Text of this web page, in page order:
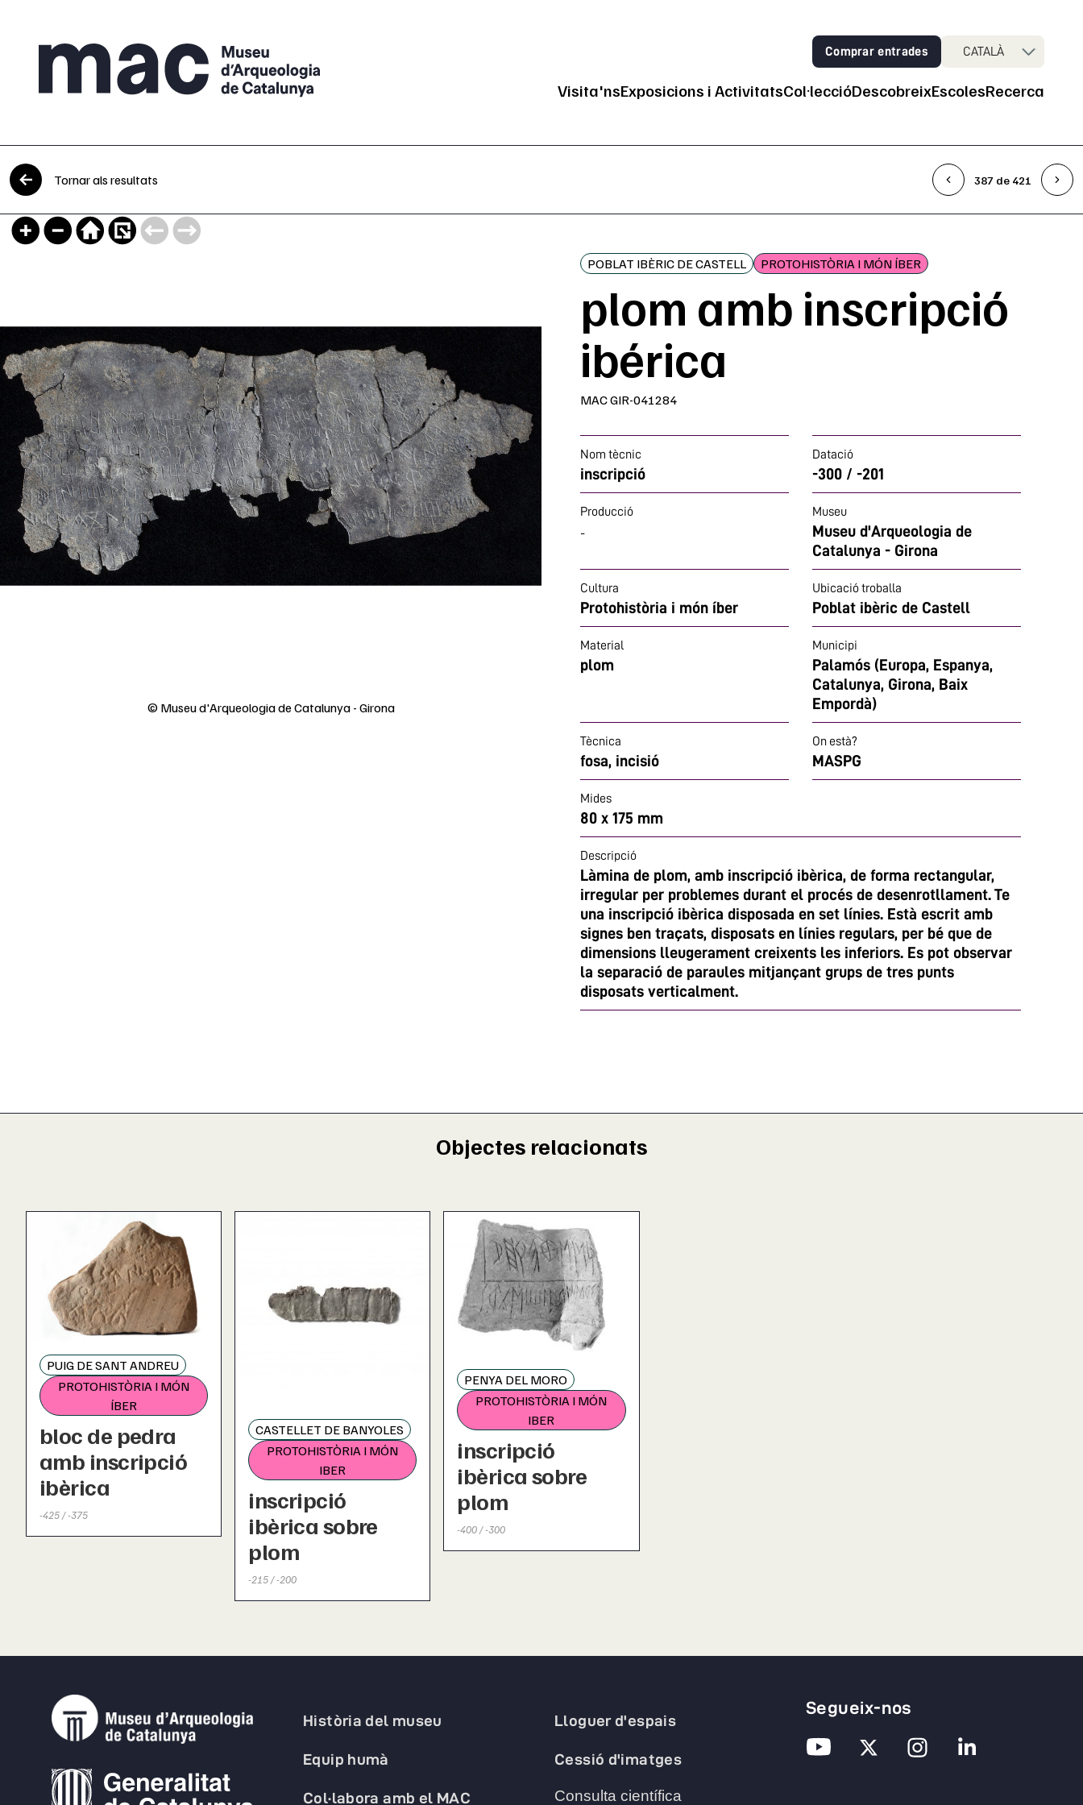
Vés al contingut Comprar entrades CATALÀ
Navegació principal
Visita'nsExposicions i ActivitatsCol·leccióDescobreixEscolesRecerca
Tornar als resultats 387 de 421
© Museu d'Arqueologia de Catalunya - Girona
POBLAT IBÈRIC DE CASTELL PROTOHISTÒRIA I MÓN ÍBER
plom amb inscripció
ibérica
MAC GIR-041284
Nom tècnic
inscripció
Datació
-300 / -201
Producció
-
Museu
Museu d'Arqueologia de
Catalunya - Girona
Cultura
Protohistòria i món íber
Ubicació troballa
Poblat ibèric de Castell
Material
plom
Municipi
Palamós (Europa, Espanya,
Catalunya, Girona, Baix
Empordà)
Tècnica
fosa, incisió
On està?
MASPG
Mides
80 x 175 mm
Descripció
Làmina de plom, amb inscripció ibèrica, de forma rectangular,
irregular per problemes durant el procés de desenrotllament. Te
una inscripció ibèrica disposada en set línies. Està escrit amb
signes ben traçats, disposats en línies regulars, per bé que de
dimensions lleugerament creixents les inferiors. Es pot observar
la separació de paraules mitjançant grups de tres punts
disposats verticalment.
Objectes relacionats
PUIG DE SANT ANDREU
PROTOHISTÒRIA I MÓN
ÍBER
bloc de pedra
amb inscripció
ibèrica
-425 / -375
CASTELLET DE BANYOLES
PROTOHISTÒRIA I MÓN
IBER
inscripció
ibèrica sobre
plom
-215 / -200
PENYA DEL MORO
PROTOHISTÒRIA I MÓN
IBER
inscripció
ibèrica sobre
plom
-400 / -300
Història del museu
Equip humà
Col·labora amb el MAC
Lloguer d'espais
Cessió d'imatges
Consulta científica
Segueix-nos